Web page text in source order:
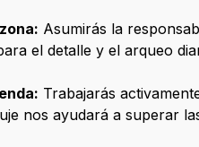
Asumirás la
el detalle y el arqueo
Trabajarás
nos ayudará a superar